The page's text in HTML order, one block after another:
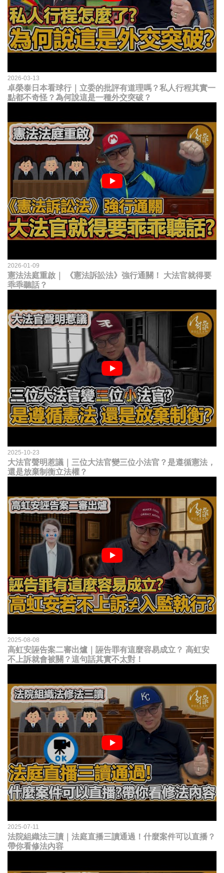
2026-03-13
卓榮泰日本看球行｜立委的批評有道理嗎？私人行程其實一
點都不奇怪？為何說這是一種外交突破？
2026-01-09
憲法法庭重啟｜ 《憲法訴訟法》強行通關！ 大法官就得要
乖乖聽話？
2025-10-23
大法官聲明惹議｜三位大法官變三位小法官？是遵循憲法，
還是放棄制衡立法權？
2025-08-08
高虹安誣告案二審出爐｜誣告罪有這麼容易成立？ 高虹安
不上訴就會被關？這句話其實不太對！
2025-07-11
法院組織法三讀｜法庭直播三讀通過！什麼案件可以直播？
帶你看修法內容